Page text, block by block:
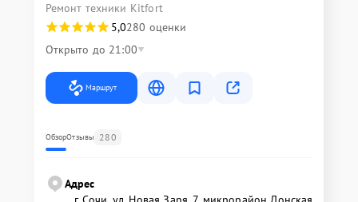
Ремонт техники Kitfort
5,0280 оценки
Открыто до 21:00
Маршрут
ОбзорОтзывы 280
Адрес